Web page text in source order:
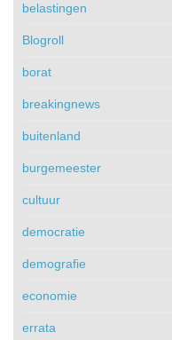
belastingen
Blogroll
borat
breakingnews
buitenland
burgemeester
cultuur
democratie
demografie
economie
errata